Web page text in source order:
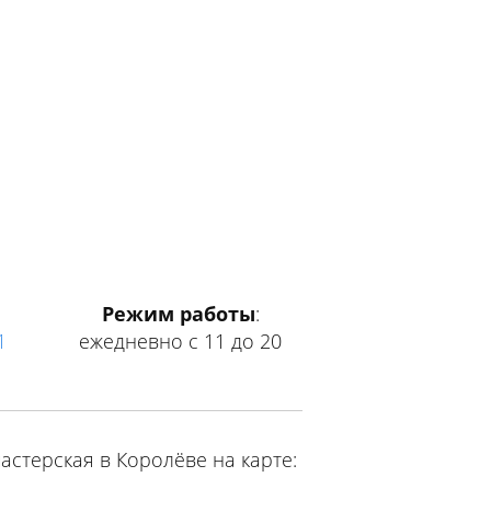
Режим работы:
ежедневно с 11 до 20
в Королёве на карте: